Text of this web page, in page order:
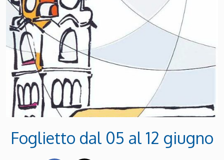
Foglietto dal 05 al 12 giugno